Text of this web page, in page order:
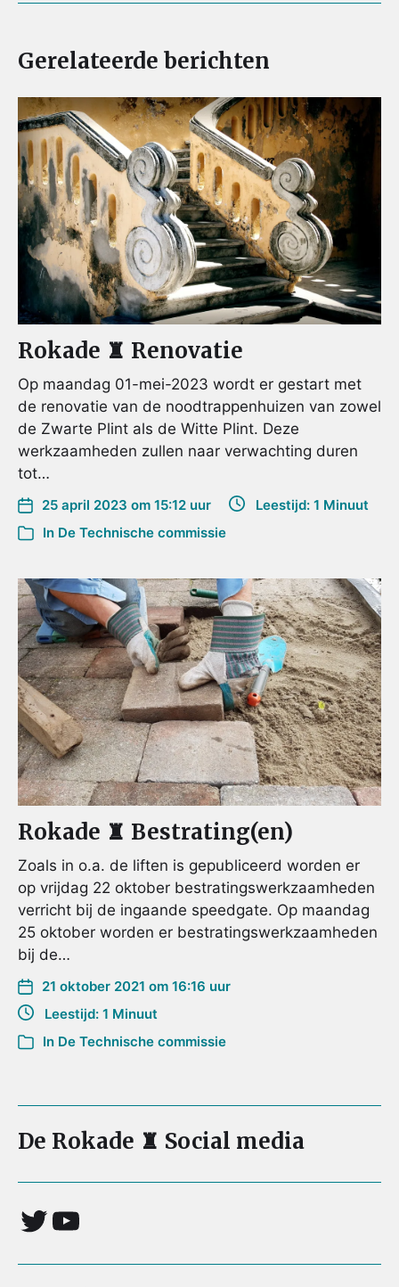
Gerelateerde berichten
Rokade ♜ Renovatie
Op maandag 01-mei-2023 wordt er gestart met
de renovatie van de noodtrappenhuizen van zowel
de Zwarte Plint als de Witte Plint. Deze
werkzaamheden zullen naar verwachting duren
tot…
25 april 2023 om 15:12 uur
Leestijd: 1 Minuut
In De Technische commissie
Rokade ♜ Bestrating(en)
Zoals in o.a. de liften is gepubliceerd worden er
op vrijdag 22 oktober bestratingswerkzaamheden
verricht bij de ingaande speedgate. Op maandag
25 oktober worden er bestratingswerkzaamheden
bij de…
21 oktober 2021 om 16:16 uur
Leestijd: 1 Minuut
In De Technische commissie
De Rokade ♜ Social media